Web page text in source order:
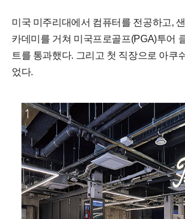
미국 미주리대에서 컴퓨터를 전공하고,
카데미를 거쳐 미국프로골프(PGA)투어
트를 통과했다. 그리고 첫 직장으로 아쿠
었다.